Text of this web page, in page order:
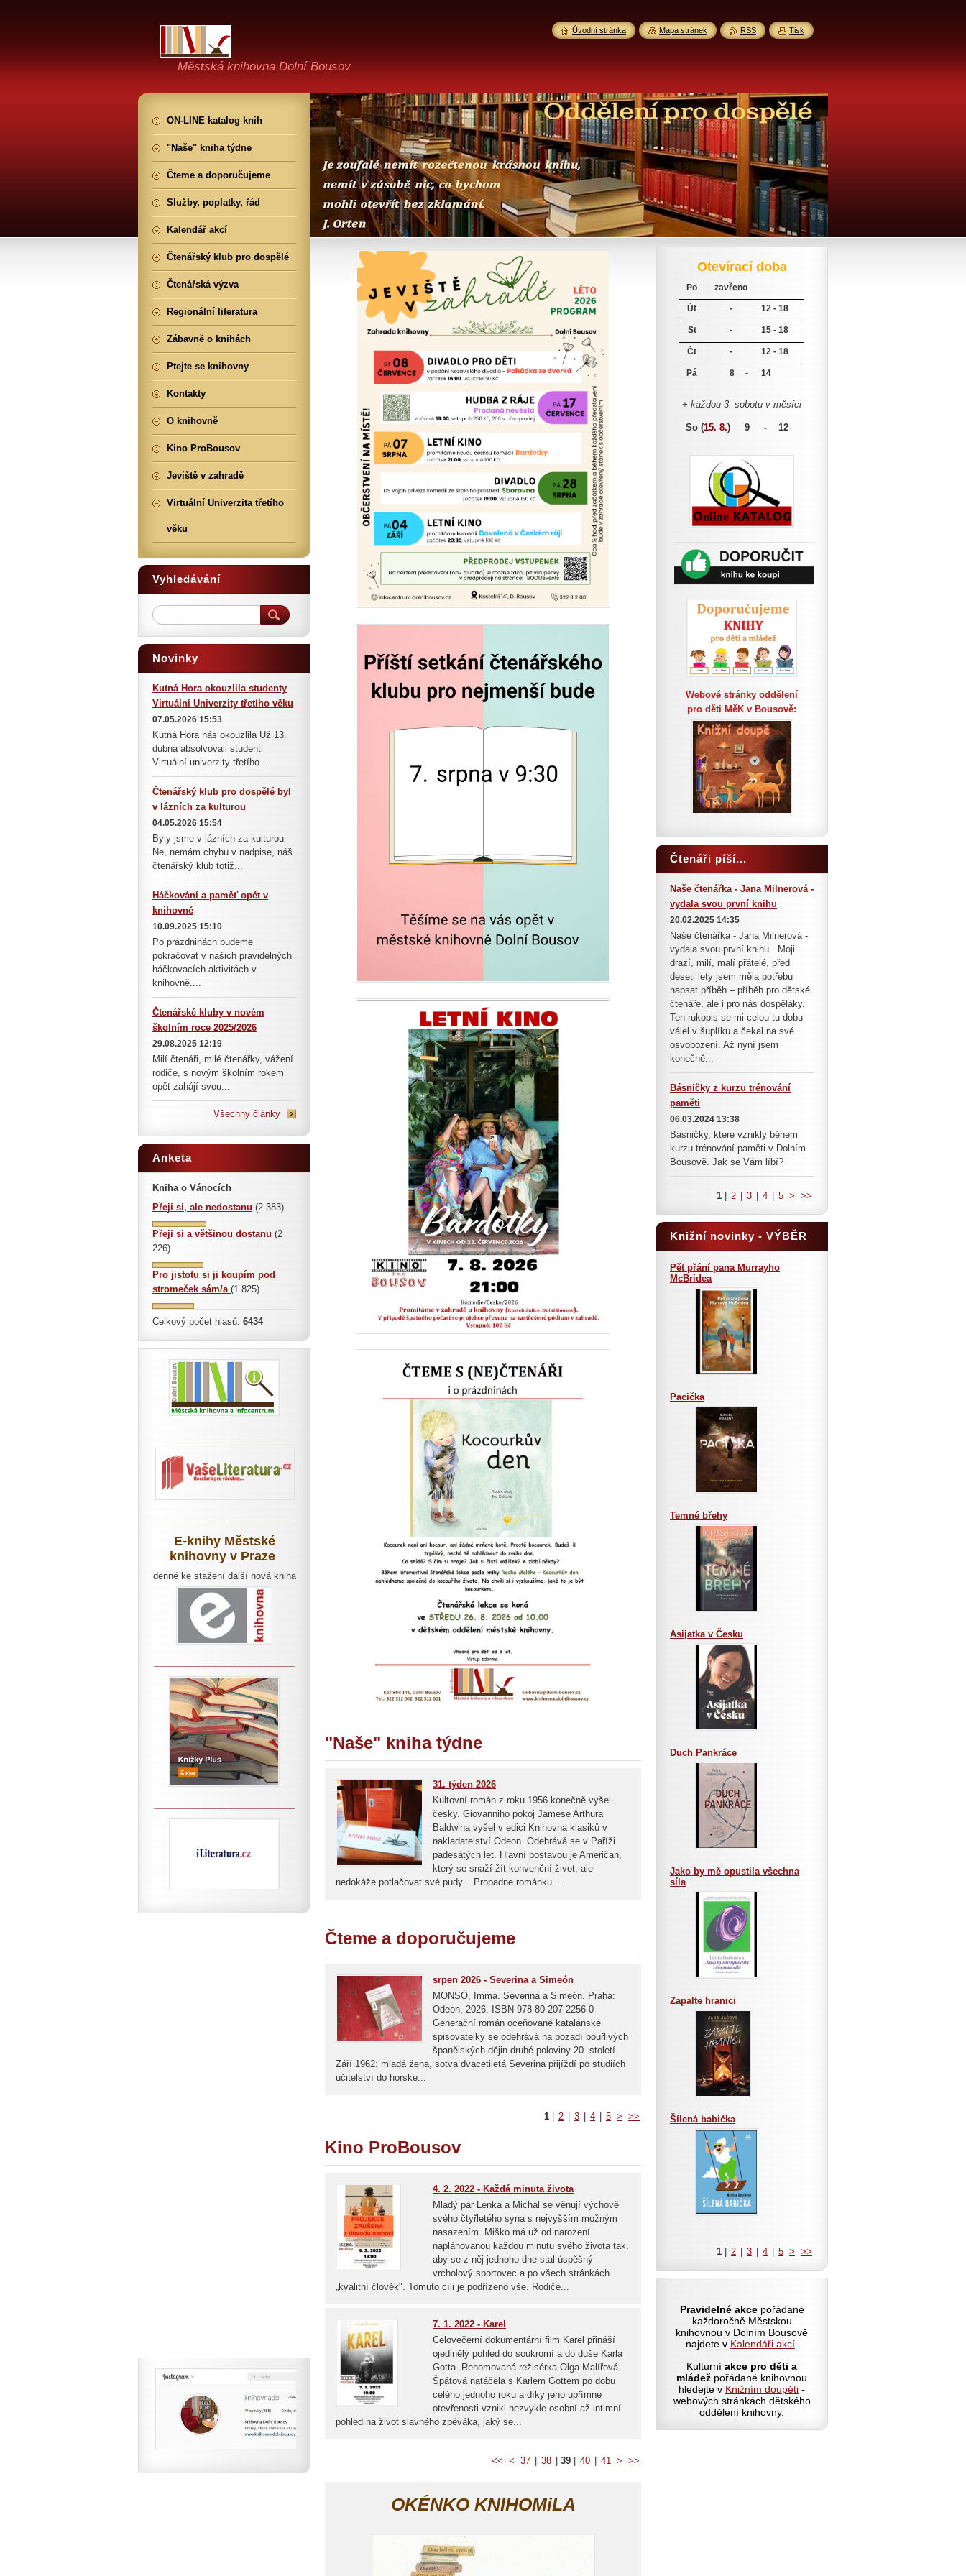
Městská knihovna Dolní Bousov
"Naše" kniha týdne
31. týden 2026
Kultovní román z roku 1956 konečně vyšel
česky. Giovanniho pokoj Jamese Arthura
Baldwina vyšel v edici Knihovna klasiků v
nakladatelství Odeon. Odehrává se v Paříži
padesátých let. Hlavní postavou je Američan,
který se snaží žít konvenční život, ale
nedokáže potlačovat své pudy... Propadne románku...
Čteme a doporučujeme
srpen 2026 - Severina a Simeón
MONSÓ, Imma. Severina a Simeón. Praha:
Odeon, 2026. ISBN 978-80-207-2256-0
Generační román oceňované katalánské
spisovatelky se odehrává na pozadí bouřlivých
španělských dějin druhé poloviny 20. století.
Září 1962: mladá žena, sotva dvacetiletá Severina přijíždí po studiích
učitelství do horské...
1 2 3 4 5 > >>
Kino ProBousov
4. 2. 2022 - Každá minuta života
Mladý pár Lenka a Michal se věnují výchově
svého čtyřletého syna s nejvyšším možným
nasazením. Miško má už od narození
naplánovanou každou minutu svého života tak,
aby se z něj jednoho dne stal úspěšný
vrcholový sportovec a po všech stránkách
„kvalitní člověk". Tomuto cíli je podřízeno vše. Rodiče...
7. 1. 2022 - Karel
Celovečerní dokumentární film Karel přináší
ojedinělý pohled do soukromí a do duše Karla
Gotta. Renomovaná režisérka Olga Malířová
Špátová natáčela s Karlem Gottem po dobu
celého jednoho roku a díky jeho upřímné
otevřenosti vznikl nezvykle osobní až intimní
pohled na život slavného zpěváka, jaký se...
<< < 37 38 39 40 41 > >>
OKÉNKO KNIHOMiLA
Otevírací doba
Po zavřeno
Út - 12 - 18
St - 15 - 18
Čt - 12 - 18
Pá 8 - 14
+ každou 3. sobotu v měsíci
So (15. 8.) 9 - 12
Webové stránky oddělení
pro děti MěK v Bousově:
Čtenáři píší...
Naše čtenářka - Jana Milnerová -
vydala svou první knihu
20.02.2025 14:35
Naše čtenářka - Jana Milnerová -
vydala svou první knihu. Moji
drazí, milí, malí přátelé, před
deseti lety jsem měla potřebu
napsat příběh – příběh pro dětské
čtenáře, ale i pro nás dospěláky.
Ten rukopis se mi celou tu dobu
válel v šuplíku a čekal na své
osvobození. Až nyní jsem
konečně...
Básničky z kurzu trénování
paměti
06.03.2024 13:38
Básničky, které vznikly během
kurzu trénování paměti v Dolním
Bousově. Jak se Vám líbí?
1 2 3 4 5 > >>
Knižní novinky - VÝBĚR
Pět přání pana Murrayho
McBridea
Pacička
Temné břehy
Asijatka v Česku
Duch Pankráce
Jako by mě opustila všechna
síla
Zapalte hranici
Šílená babička
1 2 3 4 5 > >>
Pravidelné akcepořádané
každoročně Městskou
knihovnou v Dolním Bousově
najdete v Kalendáři akcí
Kulturní akce pro děti a
mládež pořádané knihovnou
hledejte v Knižním doupěti -
webových stránkách dětského
oddělení knihovny.
ON-LINE katalog knih
"Naše" kniha týdne
Čteme a doporučujeme
Služby, poplatky, řád
Kalendář akcí
Čtenářský klub pro dospělé
Čtenářská výzva
Regionální literatura
Zábavně o knihách
Ptejte se knihovny
Kontakty
O knihovně
Kino ProBousov
Jeviště v zahradě
Virtuální Univerzita třetího
věku
Vyhledávání
Novinky
Kutná Hora okouzlila studenty
Virtuální Univerzity třetího věku
07.05.2026 15:53
Kutná Hora nás okouzlila Už 13.
dubna absolvovali studenti
Virtuální univerzity třetího...
Čtenářský klub pro dospělé byl
v lázních za kulturou
04.05.2026 15:54
Byly jsme v lázních za kulturou
Ne, nemám chybu v nadpise, náš
čtenářský klub totiž...
Háčkování a paměť opět v
knihovně
10.09.2025 15:10
Po prázdninách budeme
pokračovat v našich pravidelných
háčkovacích aktivitách v
knihovně....
Čtenářské kluby v novém
školním roce 2025/2026
29.08.2025 12:19
Milí čtenáři, milé čtenářky, vážení
rodiče, s novým školním rokem
opět zahájí svou...
Všechny články
Anketa
Kniha o Vánocích
Přeji si, ale nedostanu (2 383)
Přeji si a většinou dostanu (2
226)
Pro jistotu si ji koupím pod
stromeček sám/a (1 825)
Celkový počet hlasů: 6434
E-knihy Městské
knihovny v Praze
denně ke stažení další nová kniha
Úvodní stránka Mapa stránek RSS Tisk